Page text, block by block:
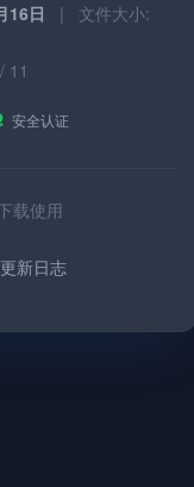
16日 |
文件大小:
11
安全认证
载使用
更新日志